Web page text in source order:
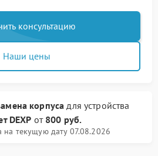
консультацию
Наши цены
корпуса для устройства
DEXP от 800 руб.
на текущую дату 07.08.2026